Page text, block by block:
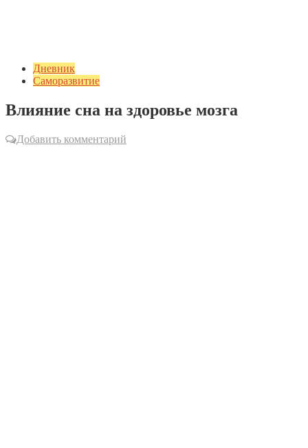
Дневник
Саморазвитие
Влияние сна на здоровье мозга
Добавить комментарий